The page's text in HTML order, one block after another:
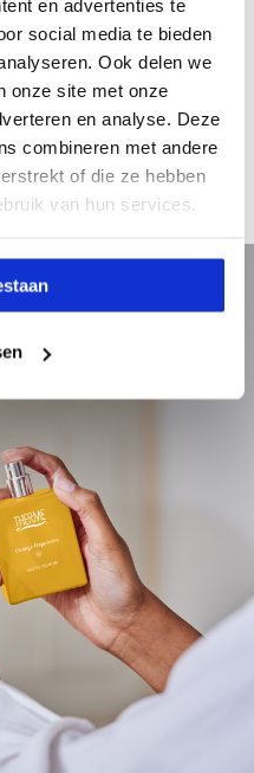
en advertenties te
social media te bieden
Ook delen we
onze site met onze
en analyse. Deze
combineren met andere
of die ze hebben
van hun services.
goed opgemerkt te
in de nek, hals,
Zo geef je het de tijd
geurlagen te